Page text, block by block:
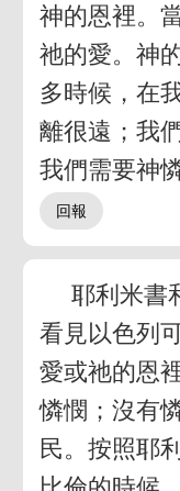
神的恩裡。
祂的愛。神
多時候，在
離很遠；我
我們需要神
耶利米書
看見以色列
愛或祂的恩
憐憫；沒有
民。按照耶